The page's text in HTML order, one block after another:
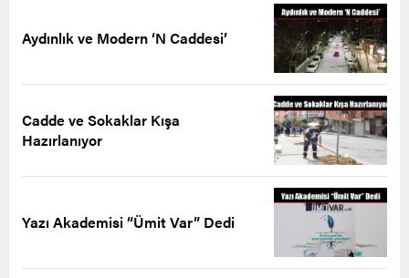
Aydınlık ve Modern ‘N Caddesi’
Cadde ve Sokaklar Kışa
Hazırlanıyor
Yazı Akademisi “Ümit Var” Dedi